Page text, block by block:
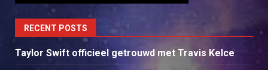
RECENT POSTS
Taylor Swift officieel getrouwd met Travis Kelce